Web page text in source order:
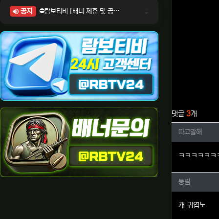
댓글 3개
따고말
따고말해
ㅋㅋㅋㅋㅋㅋ
동림님의
동림
개 귀엽노
공지
⛔람보티비 [배너 제휴 및 공식 입점 문의 안내]
⛔람보티비 [정회원 등급UP! 안내사항]
⛔람보티비 [채팅방 이용시 주의사항]
⛔람보티비 [공식보증업체 안내]